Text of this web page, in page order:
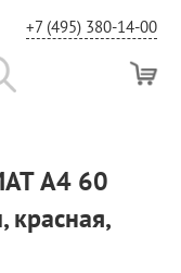
+7 (495) 380-14-00
А4 60
красная,